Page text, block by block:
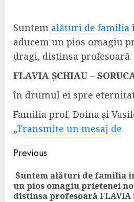
Suntem alături de familia
aducem un pios omagiu
dragi, distinsa profesoară
FLAVIA ȘCHIAU –
în drumul ei spre
Familia prof. Doina și
„Transmite un mesaj de
Continue
Reading
Previous
Suntem alături de familia
un pios omagiu prietenei
distinsa profesoară FLAVIA